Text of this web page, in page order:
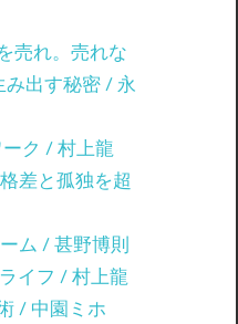
売れ。売れな
出す秘密 / 永
ク / 村上龍
差と孤独を超
ム / 甚野博則
イフ / 村上龍
/ 中園ミホ